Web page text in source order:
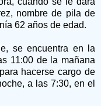
nombre de pila de
62 años de edad.
se encuentra en la
11:00 de la mañana
hacerse cargo de
a las 7:30, en el